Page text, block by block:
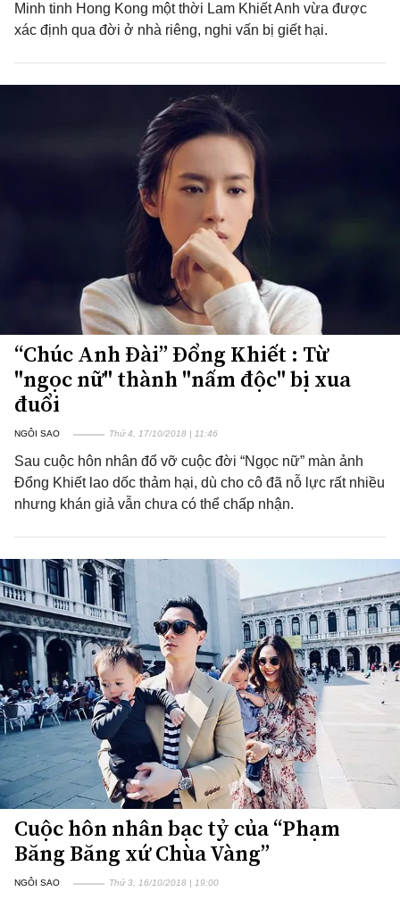
Minh tinh Hong Kong một thời Lam Khiết Anh vừa được
xác định qua đời ở nhà riêng, nghi vấn bị giết hại.
“Chúc Anh Đài” Đổng Khiết : Từ
"ngọc nữ" thành "nấm độc" bị xua
đuổi
NGÔI SAO Thứ 4, 17/10/2018 | 11:46
Sau cuộc hôn nhân đổ vỡ cuộc đời “Ngọc nữ” màn ảnh
Đổng Khiết lao dốc thảm hại, dù cho cô đã nỗ lực rất nhiều
nhưng khán giả vẫn chưa có thể chấp nhận.
Cuộc hôn nhân bạc tỷ của “Phạm
Băng Băng xứ Chùa Vàng”
NGÔI SAO Thứ 3, 16/10/2018 | 19:00